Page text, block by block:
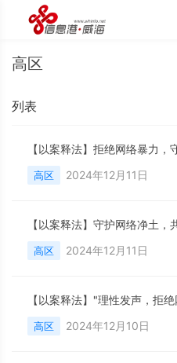
高区
列表
【以案释法】拒绝网络暴力，
高区 2024年12月11日
高区 2024年12月11日
高区 2024年12月10日